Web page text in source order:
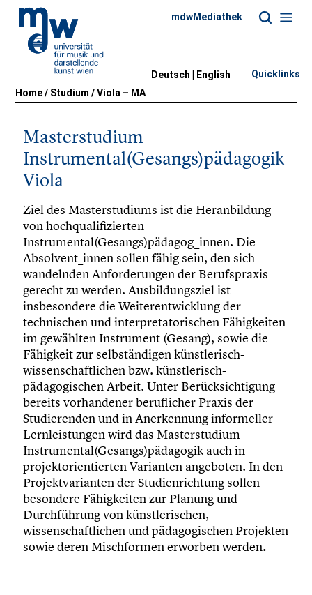
Home/ Studium /Viola – MA
mdwMediathek
Deutsch | English Quicklinks
Masterstudium
Instrumental(Gesangs)pädagogik
Viola
Ziel des Masterstudiums ist die Heranbildung
von hochqualifizierten
Instrumental(Gesangs)pädagog_innen. Die
Absolvent_innen sollen fähig sein, den sich
wandelnden Anforderungen der Berufspraxis
gerecht zu werden. Ausbildungsziel ist
insbesondere die Weiterentwicklung der
technischen und interpretatorischen Fähigkeiten
im gewählten Instrument (Gesang), sowie die
Fähigkeit zur selbständigen künstlerisch-
wissenschaftlichen bzw. künstlerisch-
pädagogischen Arbeit. Unter Berücksichtigung
bereits vorhandener beruflicher Praxis der
Studierenden und in Anerkennung informeller
Lernleistungen wird das Masterstudium
Instrumental(Gesangs)pädagogik auch in
projektorientierten Varianten angeboten. In den
Projektvarianten der Studienrichtung sollen
besondere Fähigkeiten zur Planung und
Durchführung von künstlerischen,
wissenschaftlichen und pädagogischen Projekten
sowie deren Mischformen erworben werden.